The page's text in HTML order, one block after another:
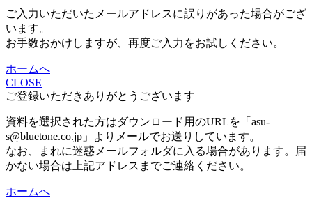
ご入力いただいたメールアドレスに誤りがあった場合がござ
います。
お手数おかけしますが、再度ご入力をお試しください。
ホームへ
CLOSE
ご登録いただきありがとうございます
資料を選択された方はダウンロード用のURLを「asu-
s@bluetone.co.jp」よりメールでお送りしています。
なお、まれに迷惑メールフォルダに入る場合があります。届
かない場合は上記アドレスまでご連絡ください。
ホームへ